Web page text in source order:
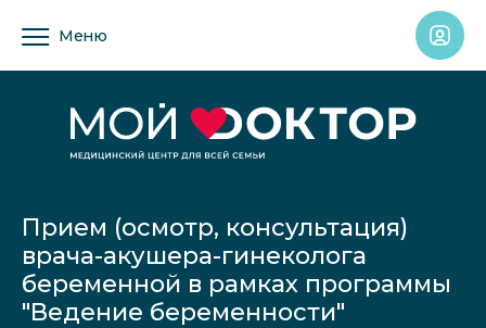
Меню
Прием (осмотр, консультация)
врача-акушера-гинеколога
беременной в рамках программы
"Ведение беременности"